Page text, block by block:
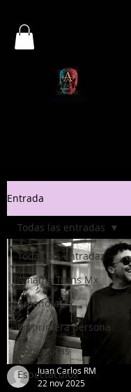
Entrada
Todas las entradas
Ámame Trans Mx
AmanotaMx
En primera persona
Coberturas
Espectáculos
Todas las entradas
Juan Carlos RM
22 nov 2025